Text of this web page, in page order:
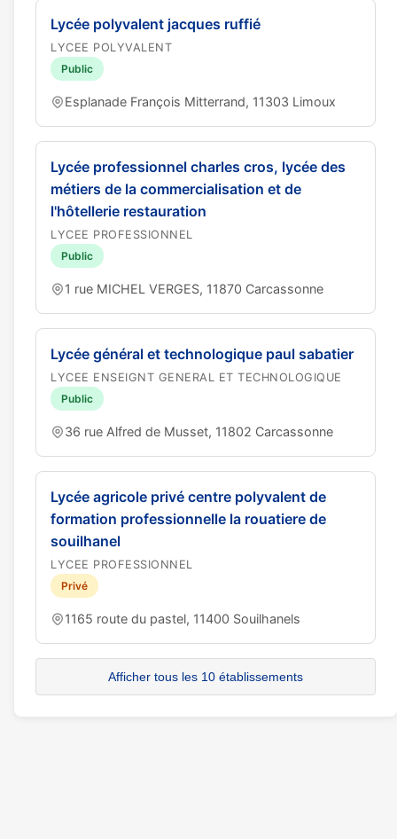
Lycée polyvalent jacques ruffié
LYCEE POLYVALENT
Public
Esplanade François Mitterrand, 11303 Limoux
Lycée professionnel charles cros, lycée des
métiers de la commercialisation et de
l'hôtellerie restauration
LYCEE PROFESSIONNEL
Public
1 rue MICHEL VERGES, 11870 Carcassonne
Lycée général et technologique paul sabatier
LYCEE ENSEIGNT GENERAL ET TECHNOLOGIQUE
Public
36 rue Alfred de Musset, 11802 Carcassonne
Lycée agricole privé centre polyvalent de
formation professionnelle la rouatiere de
souilhanel
LYCEE PROFESSIONNEL
Privé
1165 route du pastel, 11400 Souilhanels
Afficher tous les 10 établissements